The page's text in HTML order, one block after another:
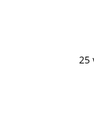
25